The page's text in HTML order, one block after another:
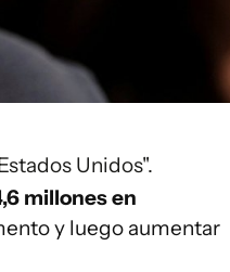
Unidos".
millonesen
y luego aumentar